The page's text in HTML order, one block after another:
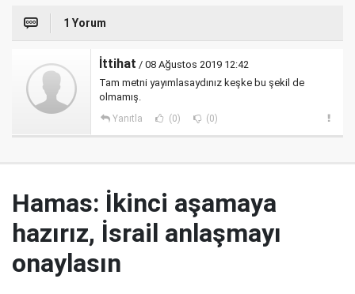
1 Yorum
İttihat / 08 Ağustos 2019 12:42
Tam metni yayımlasaydınız keşke bu şekil de
olmamış.
Yanıtla (0) (0)
Hamas: İkinci aşamaya
hazırız, İsrail anlaşmayı
onaylasın